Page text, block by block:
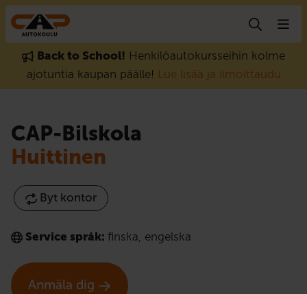
Gå till innehåll
Back to School! Henkilöautokursseihin kolme
ajotuntia kaupan päälle! Lue lisää ja ilmoittaudu
CAP-Bilskola
Huittinen
Byt kontor
Service språk: finska engelska
Anmäla dig